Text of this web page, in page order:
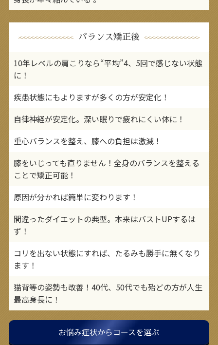
バランス矯正後
10年レベルの肩こりなら“平均”4、5回で感じない状態
に！
疾患状態にもよりますが多くの方が安定化！
自律神経が安定化。深い眠りで疲れにくい体に！
重心バランスを整え、膝への負担は激減！
膝をいじっても直りません！全身のバランスを整える
ことで矯正可能！
原因が分かれば簡単に変わります！
間違ったダイエットの典型。本来はバストUPするは
ず！
コリを出ない状態にすれば、たるみも勝手に無くなり
ます！
猫背等の姿勢も改善！40代、50代でも殆どの方が人生
最高身長に！
お悩み症状からコースを選ぶ